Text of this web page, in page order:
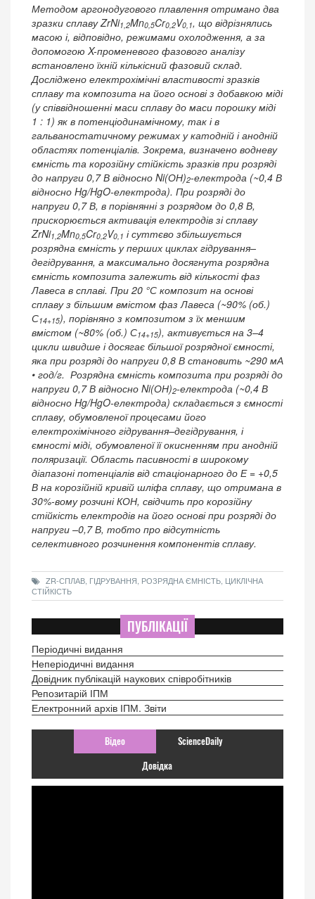
Методом аргонодугового плавлення отримано два
зразки сплаву ZrNi1,2Mn0,5Cr0,2V0,1, що відрізнялись
масою і, відповідно, режимами охолодження, а за
допомогою X-променевого фазового аналізу
встановлено їхній кількісний фазовий склад.
Досліджено електрохімічні властивості зразків
сплаву та композита на його основі з добавкою міді
(у співвідношенні маси сплаву до маси порошку міді
1 : 1) як в потенціодинамічному, так і в
гальваностатичному режимах у катодній і анодній
областях потенціалів. Зокрема, визначено водневу
ємність та корозійну стійкість зразків при розряді
до напруги 0,7 В відносно Ni(ОН)2-електрода (~0,4 В
відносно Hg/HgO-електрода). При розряді до
напруги 0,7 В, в порівнянні з розрядом до 0,8 В,
прискорюється активація електродів зі сплаву
ZrNi1,2Mn0,5Cr0,2V0,1 і суттєво збільшується
розрядна ємність у перших циклах гідрування–
дегідрування, а максимально досягнута розрядна
ємність композита залежить від кількості фаз
Лавеса в сплаві. При 20 °С композит на основі
сплаву з більшим вмістом фаз Лавеса (~90% (об.)
С14+15), порівняно з композитом з їх меншим
вмістом (~80% (об.) С14+15), активується на 3–4
цикли швидше і досягає більшої розрядної ємності,
яка при розряді до напруги 0,8 В становить ~290 мА
• год/г. Розрядна ємність композита при розряді до
напруги 0,7 В відносно Ni(ОН)2-електрода (~0,4 В
відносно Hg/HgO-електрода) складається з ємності
сплаву, обумовленої процесами його
електрохімічного гідрування–дегідрування, і
ємності міді, обумовленої її окисненням при анодній
поляризації. Область пасивності в широкому
діапазоні потенціалів від стаціонарного до Е = +0,5
В на корозійній кривій шліфа сплаву, що отримана в
30%-вому розчині КОН, свідчить про корозійну
стійкість електродів на його основі при розряді до
напруги –0,7 В, тобто про відсутність
селективного розчинення компонентів сплаву.
ZR-СПЛАВ, ГІДРУВАННЯ, РОЗРЯДНА ЄМНІСТЬ, ЦИКЛІЧНА
СТІЙКІСТЬ
ПУБЛІКАЦІЇ
Періодичні видання
Неперіодичні видання
Довідник публікацій наукових співробітників
Репозитарій ІПМ
Електронний архів ІПМ. Звіти
Відео ScienceDaily
Довідка